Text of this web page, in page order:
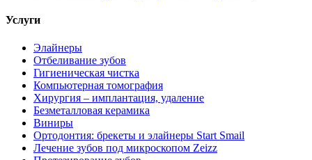
Услуги
Элайнеры
Отбеливание зубов
Гигиеническая чистка
Компьютерная томография
Хирургия – имплантация, удаление
Безметалловая керамика
Виниры
Ортодонтия: брекеты и элайнеры Start Smail
Лечение зубов под микроскопом Zeizz